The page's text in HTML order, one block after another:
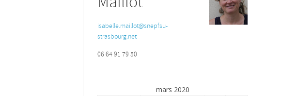
isabelle.maillot@snepfsu-
strasbourg.net
06 64 91 79 50
mars 2020